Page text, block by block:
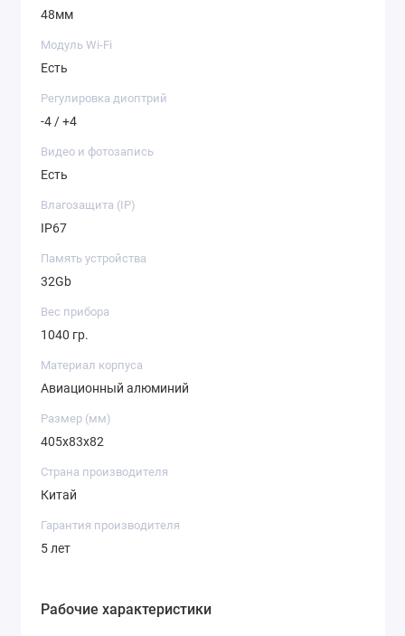
48мм
Модуль Wi-Fi
Есть
Регулировка диоптрий
-4 / +4
Видео и фотозапись
Есть
Влагозащита (IP)
IP67
Память устройства
32Gb
Вес прибора
1040 гр.
Материал корпуса
Авиационный алюминий
Размер (мм)
405x83x82
Страна производителя
Китай
Гарантия производителя
5 лет
Рабочие характеристики